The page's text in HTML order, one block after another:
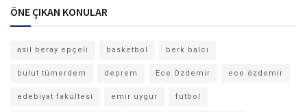
ÖNE ÇIKAN KONULAR
asil beray epçeli basketbol berk balcı
bulut tümerdem deprem Ece Özdemir ece özdemir
edebiyat fakültesi emir uygur futbol